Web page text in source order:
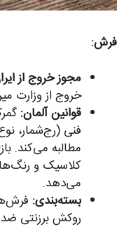
فرش:
مجوز خروج از
خروج از وزارت
قوانین آلمان:
فنی (رج‌شمار،
مطالبه می‌کند.
کلاسیک و
می‌دهد.
بسته‌بندی:
روکش برزنتی